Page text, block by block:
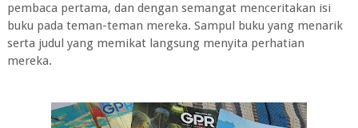
pembaca pertama, dan dengan semangat menceritakan isi
buku pada teman-teman mereka. Sampul buku yang menarik
serta judul yang memikat langsung menyita perhatian
mereka.